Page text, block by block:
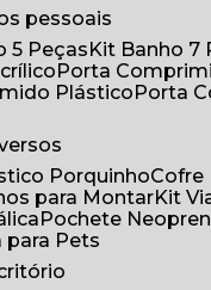
pessoais
5 Peças Kit Banho 7
Porta
Plástico
Porta
Porquinho
para Montar
Kit
Pochete
para Pets